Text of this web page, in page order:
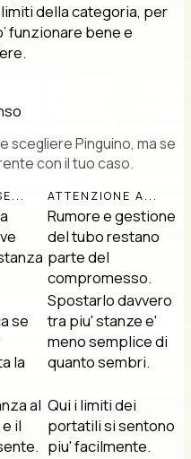
della categoria, per
funzionare bene e
scegliere Pinguino, ma se
con il tuo caso.
ATTENZIONE A...
Rumore e gestione
del tubo restano
parte del
compromesso.
se
la
Spostarlo davvero
tra piu' stanze e'
meno semplice di
quanto sembri.
al
il
Qui i limiti dei
portatili si sentono
piu' facilmente.